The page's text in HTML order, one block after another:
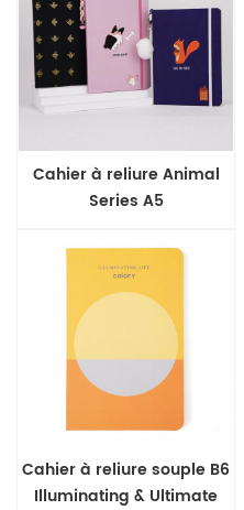
Cahier à reliure Animal
Series A5
Cahier à reliure souple B6
Illuminating & Ultimate